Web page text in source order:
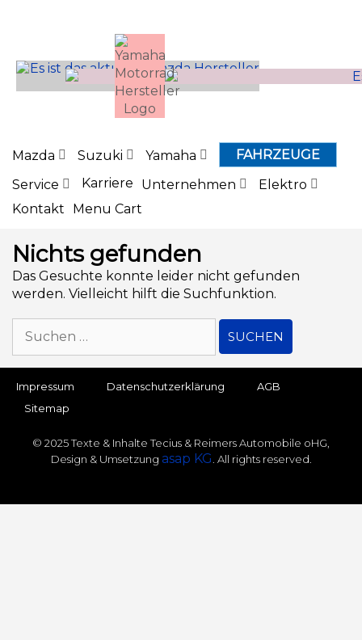
Mazda Suzuki Yamaha
FAHRZEUGE
Service
Karriere Unternehmen
Elektro
Kontakt
Menu Cart
Nichts gefunden
Das Gesuchte konnte leider nicht gefunden
werden. Vielleicht hilft die Suchfunktion.
Impressum Datenschutz­erklärung
AGB
Sitemap
© 2025 Texte & Inhalte Tecius & Reimers Automobile oHG,
Design & Umsetzung asap KG . All rights reserved.